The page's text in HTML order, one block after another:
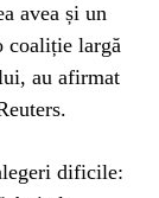
avea și un
coaliție largă
au afirmat
dificile: